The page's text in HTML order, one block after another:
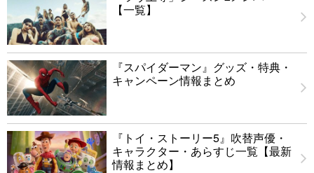
【一覧】
『スパイダーマン』グッズ・特典・
キャンペーン情報まとめ
『トイ・ストーリー5』吹替声優・
キャラクター・あらすじ一覧【最新
情報まとめ】